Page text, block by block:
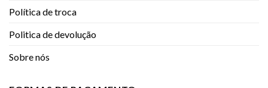
Política de troca
Politica de devolução
Sobre nós